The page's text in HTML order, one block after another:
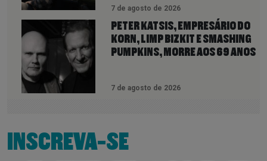
7 de agosto de 2026
PETER KATSIS, EMPRESÁRIO DO
KORN, LIMP BIZKIT E SMASHING
PUMPKINS, MORRE AOS 69 ANOS
7 de agosto de 2026
INSCREVA-SE